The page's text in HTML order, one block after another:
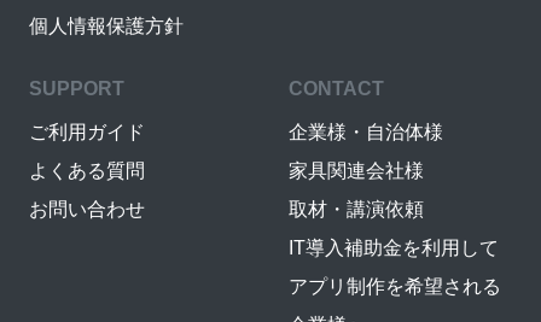
個人情報保護方針
SUPPORT
ご利用ガイド
よくある質問
お問い合わせ
CONTACT
企業様・自治体様
家具関連会社様
取材・講演依頼
IT導入補助金を利用して
アプリ制作を希望される